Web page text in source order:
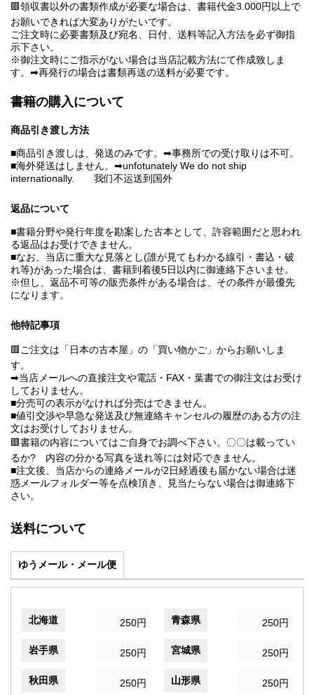
🟥領収書以外の書類作成が必要な場合は、書籍代金3.000円以上で
お願いできれば大変ありがたいです。
ご注文時に必要書類及び宛名、日付、送料等記入方法を必ず御指
示下さい。
※御注文時にご指示がない場合は当店記載方法にて作成致しま
す。➡再発行の場合は書類再送の送料が必要です。
書籍の購入について
商品引き渡し方法
■商品引き渡しは、発送のみです。➡事務所での受け取りは不可。
■海外発送はしません。➡unfotunately We do not ship
internationally. 我们不运送到国外
返品について
■書籍分野や発行年度を勘案した古本として、許容範囲だと思われ
る返品はお受けできません。
■なお、当店に重大な見落とし(誰が見てもわかる線引・書込・破
れ等)があった場合は、書籍到着後5日以内に御連絡下さいませ。
※但し、返品不可等の販売条件がある場合は、その条件が最優先
になります。
他特記事項
🟥ご注文は「日本の古本屋」の「買い物かご」からお願いしま
す。
➡当店メールへの直接注文や電話・FAX・葉書での御注文はお受け
しておりません。
■分売可の表示がなければ分売はできません。
■値引交渉や早急な発送及び無連絡キャンセルの履歴のある方の注
文はお受けしておりません。
🟥書籍の内容についてはご自身でお調べ下さい。〇〇は載ってい
るか? 内容の分かる写真を送れ等には対応できません。
■注文後、当店からの連絡メールが2日経過後も届かない場合は迷
惑メールフォルダー等を点検頂き、見当たらない場合は御連絡下
さい。
送料について
ゆうメール・メール便
北海道 250円 青森県 250円
岩手県 250円 宮城県 250円
秋田県 250円 山形県 250円